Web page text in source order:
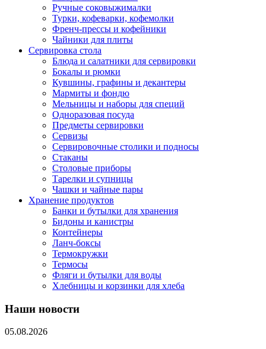
Ручные соковыжималки
Турки, кофеварки, кофемолки
Френч-прессы и кофейники
Чайники для плиты
Сервировка стола
Блюда и салатники для сервировки
Бокалы и рюмки
Кувшины, графины и декантеры
Мармиты и фондю
Мельницы и наборы для специй
Одноразовая посуда
Предметы сервировки
Сервизы
Сервировочные столики и подносы
Стаканы
Столовые приборы
Тарелки и супницы
Чашки и чайные пары
Хранение продуктов
Банки и бутылки для хранения
Бидоны и канистры
Контейнеры
Ланч-боксы
Термокружки
Термосы
Фляги и бутылки для воды
Хлебницы и корзинки для хлеба
Наши новости
05.08.2026